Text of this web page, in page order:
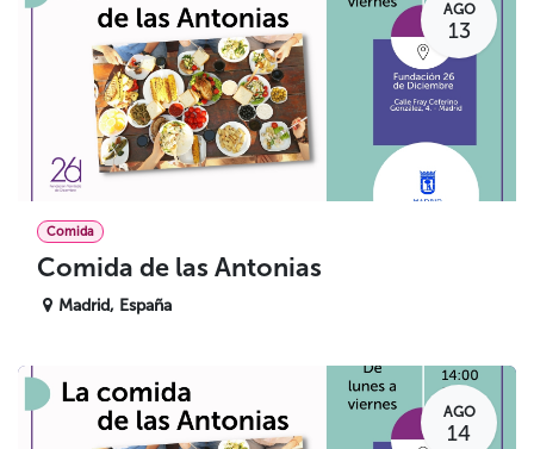
AGO
13
Comida
Comida de las Antonias
Madrid, España
AGO
14